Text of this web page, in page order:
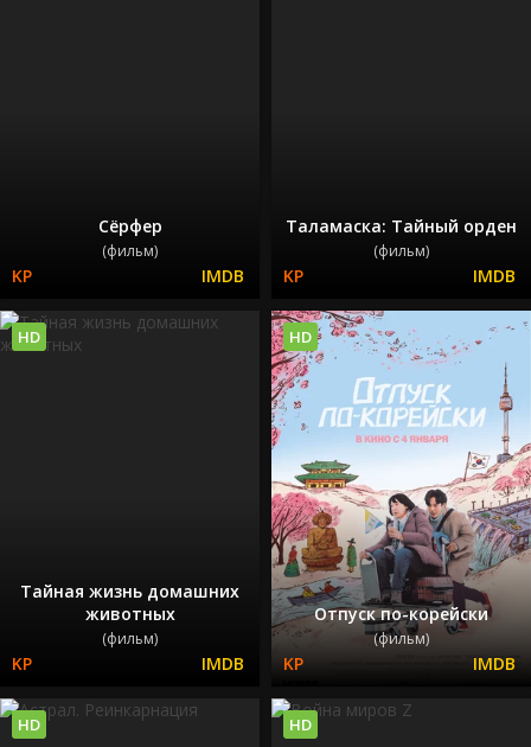
Сёрфер
(фильм)
Таламаска: Тайный орден
(фильм)
Тайная жизнь домашних
животных
(фильм)
HD
Отпуск по-корейски
(фильм)
HD
HD HD